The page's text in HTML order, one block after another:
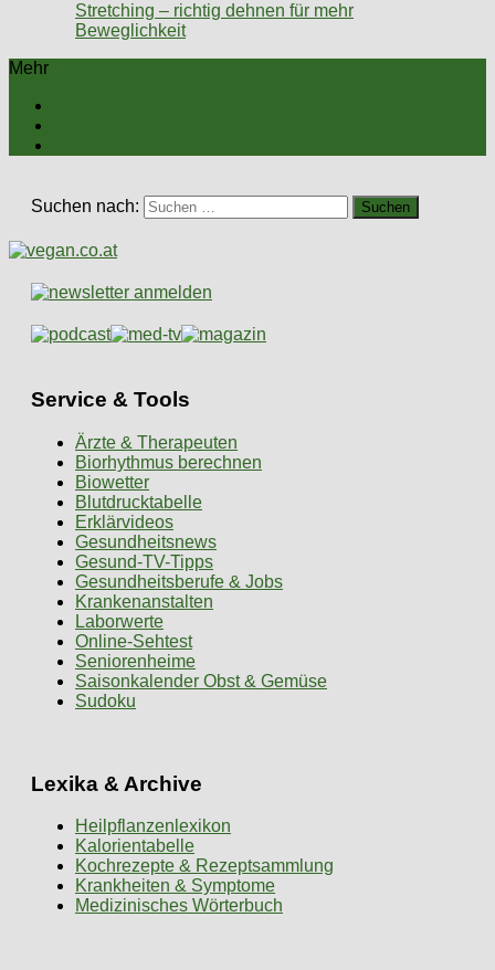
Stretching – richtig dehnen für mehr
Beweglichkeit
Mehr
Suchen nach:
Service & Tools
Ärzte & Therapeuten
Biorhythmus berechnen
Biowetter
Blutdrucktabelle
Erklärvideos
Gesundheitsnews
Gesund-TV-Tipps
Gesundheitsberufe & Jobs
Krankenanstalten
Laborwerte
Online-Sehtest
Seniorenheime
Saisonkalender Obst & Gemüse
Sudoku
Lexika & Archive
Heilpflanzenlexikon
Kalorientabelle
Kochrezepte & Rezeptsammlung
Krankheiten & Symptome
Medizinisches Wörterbuch